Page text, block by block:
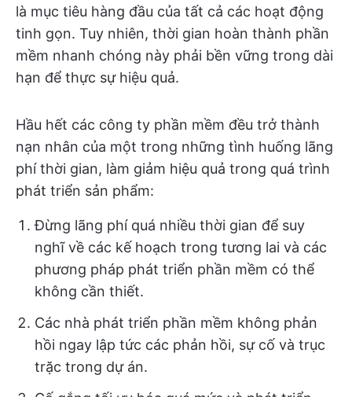
là mục tiêu hàng đầu của tất cả các hoạt động
tinh gọn. Tuy nhiên, thời gian hoàn thành phần
mềm nhanh chóng này phải bền vững trong dài
hạn để thực sự hiệu quả.
Hầu hết các công ty phần mềm đều trở thành
nạn nhân của một trong những tình huống lãng
phí thời gian, làm giảm hiệu quả trong quá trình
phát triển sản phẩm:
Đừng lãng phí quá nhiều thời gian để suy
nghĩ về các kế hoạch trong tương lai và các
phương pháp phát triển phần mềm có thể
không cần thiết.
Các nhà phát triển phần mềm không phản
hồi ngay lập tức các phản hồi, sự cố và trục
trặc trong dự án.